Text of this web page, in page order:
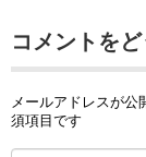
コメントを
メールアドレスが公
須項目です